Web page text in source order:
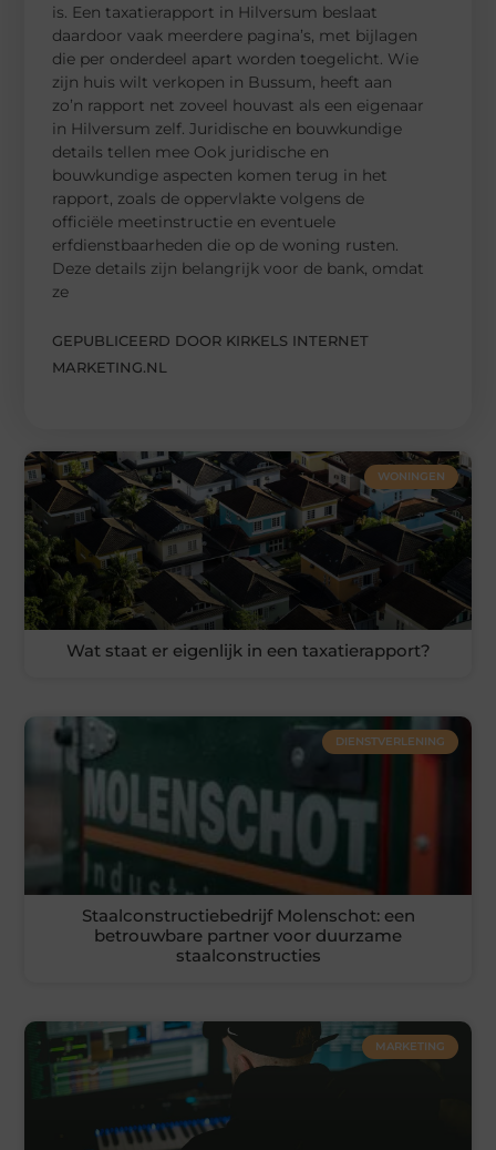
is. Een taxatierapport in Hilversum beslaat
daardoor vaak meerdere pagina’s, met bijlagen
die per onderdeel apart worden toegelicht. Wie
zijn huis wilt verkopen in Bussum, heeft aan
zo’n rapport net zoveel houvast als een eigenaar
in Hilversum zelf. Juridische en bouwkundige
details tellen mee Ook juridische en
bouwkundige aspecten komen terug in het
rapport, zoals de oppervlakte volgens de
officiële meetinstructie en eventuele
erfdienstbaarheden die op de woning rusten.
Deze details zijn belangrijk voor de bank, omdat
ze
GEPUBLICEERD DOOR KIRKELS INTERNET
MARKETING.NL
WONINGEN
Wat staat er eigenlijk in een taxatierapport?
DIENSTVERLENING
Staalconstructiebedrijf Molenschot: een
betrouwbare partner voor duurzame
staalconstructies
MARKETING